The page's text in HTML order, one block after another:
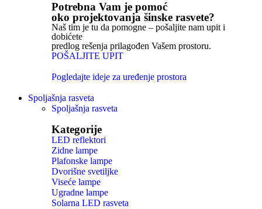
Potrebna Vam je pomoć
oko projektovanja šinske rasvete?
Naš tim je tu da pomogne – pošaljite nam upit i
dobićete
predlog rešenja prilagođen Vašem prostoru.
POŠALJITE UPIT
Pogledajte ideje za uređenje prostora
Spoljašnja rasveta
Spoljašnja rasveta
Kategorije
LED reflektori
Zidne lampe
Plafonske lampe
Dvorišne svetiljke
Viseće lampe
Ugradne lampe
Solarna LED rasveta